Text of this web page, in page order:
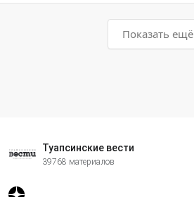
Показать ещё
Туапсинские вести
39768 материалов